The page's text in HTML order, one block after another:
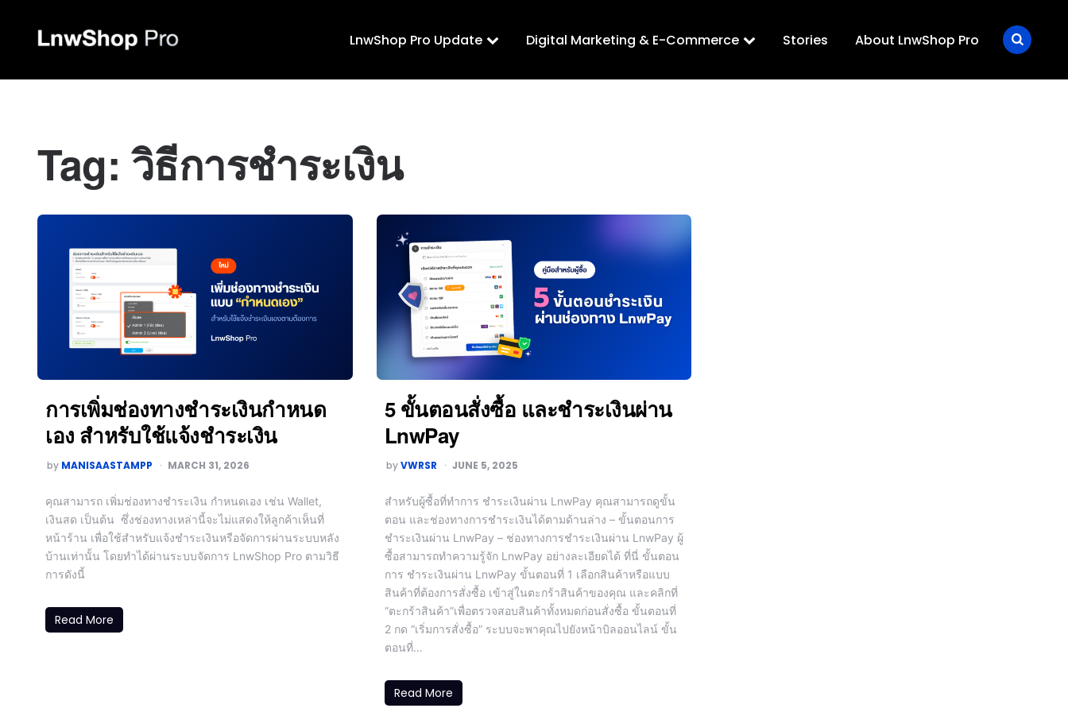
LnwShop Pro Update Digital Marketing & E-Commerce Stories About LnwShop Pro
Tag: วิธีการชำระเงิน
การเพิ่มช่องทางชำระเงินกำหนด
เอง สำหรับใช้แจ้งชำระเงิน
by MANISAASTAMPP MARCH 31, 2026
คุณสามารถ เพิ่มช่องทางชำระเงิน กำหนดเอง เช่น Wallet,
เงินสด เป็นต้น ซึ่งช่องทางเหล่านี้จะไม่แสดงให้ลูกค้าเห็นที่
หน้าร้าน เพื่อใช้สำหรับแจ้งชำระเงินหรือจัดการผ่านระบบหลัง
บ้านเท่านั้น โดยทำได้ผ่านระบบจัดการ LnwShop Pro ตามวิธี
การดังนี้
Read More
5 ขั้นตอนสั่งซื้อ และชำระเงินผ่าน
LnwPay
byVWRSR JUNE 5, 2025
สำหรับผู้ซื้อที่ทำการ ชำระเงินผ่าน LnwPay คุณสามารถดูขั้น
ตอน และช่องทางการชำระเงินได้ตามด้านล่าง – ขั้นตอนการ
ชำระเงินผ่าน LnwPay – ช่องทางการชำระเงินผ่าน LnwPay ผู้
ซื้อสามารถทำความรู้จัก LnwPay อย่างละเอียดได้ ที่นี่ ขั้นตอน
การ ชำระเงินผ่าน LnwPay ขั้นตอนที่ 1 เลือกสินค้าหรือแบบ
สินค้าที่ต้องการสั่งซื้อ เข้าสู่ในตะกร้าสินค้าของคุณ และคลิกที่
“ตะกร้าสินค้า”เพื่อตรวจสอบสินค้าทั้งหมดก่อนสั่งซื้อ ขั้นตอนที่
2 กด “เริ่มการสั่งซื้อ” ระบบจะพาคุณไปยังหน้าบิลออนไลน์ ขั้น
ตอนที่…
Read More